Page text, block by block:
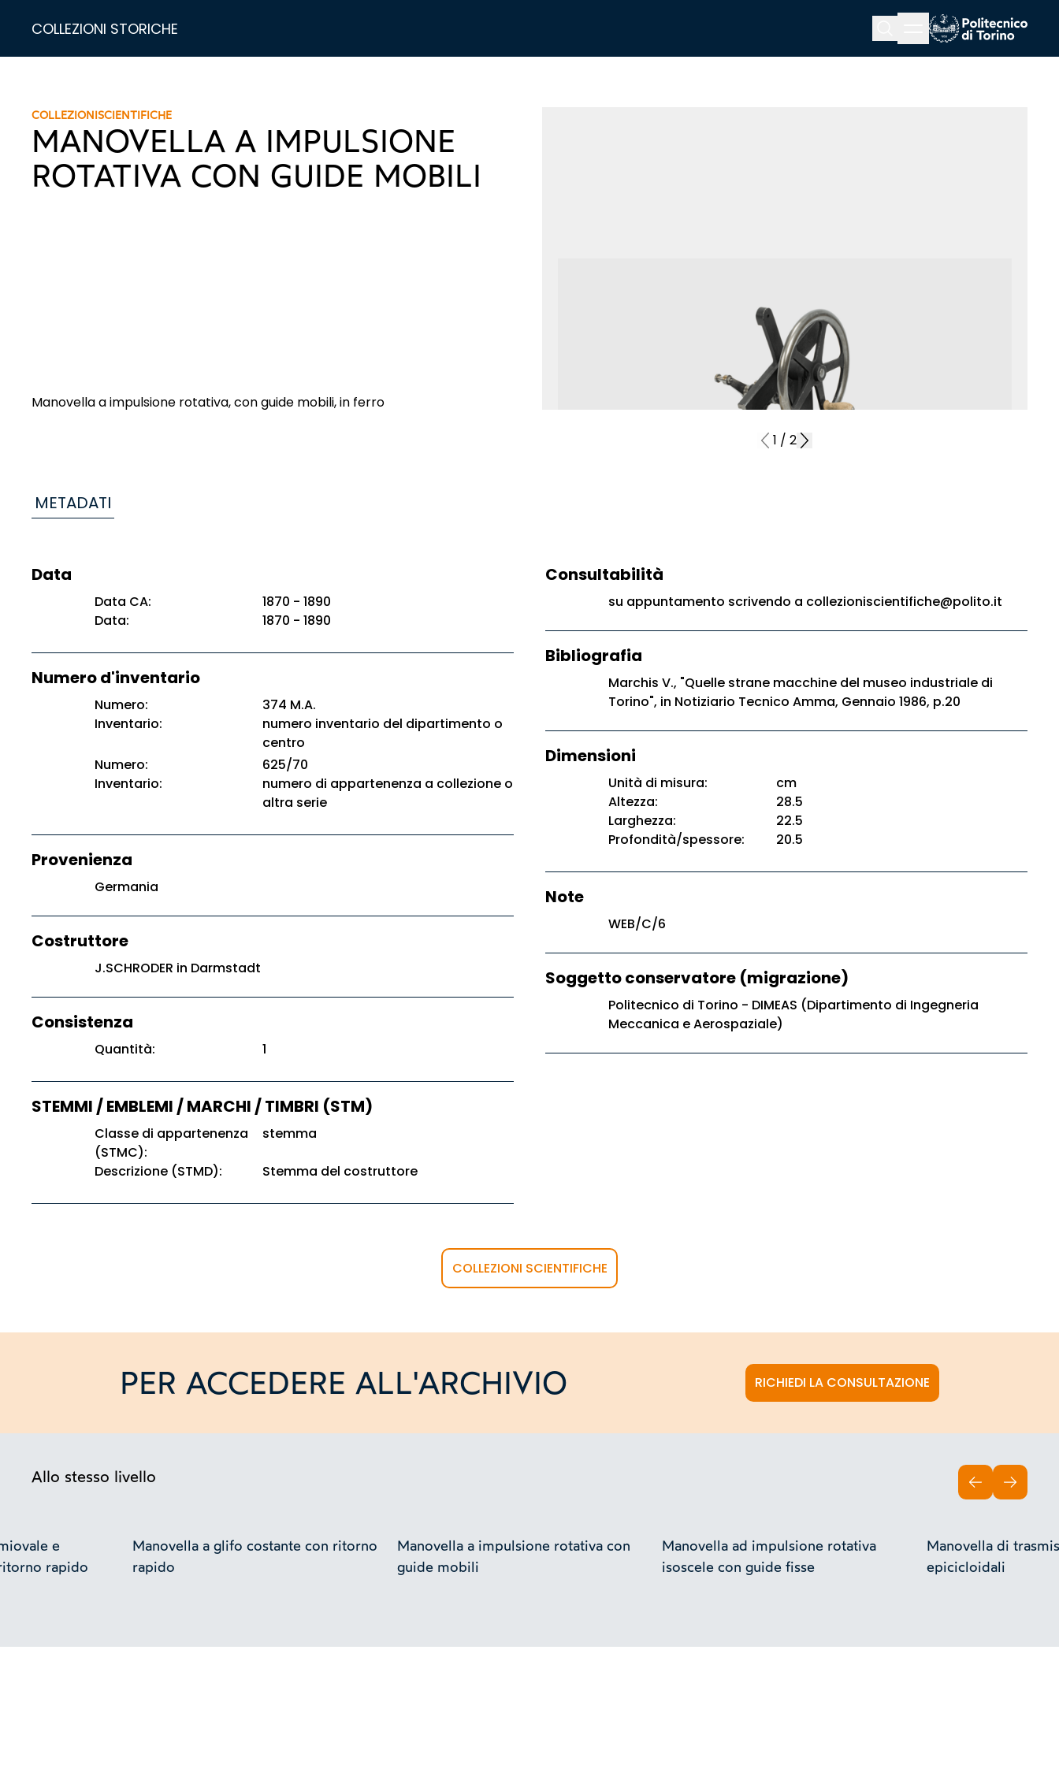
COLLEZIONI STORICHE
Menu button
COLLEZIONISCIENTIFICHE
MANOVELLA A IMPULSIONE
ROTATIVA CON GUIDE MOBILI
Manovella a impulsione rotativa, con guide mobili, in ferro
1 / 2
METADATI
Data
Data CA:
1870 - 1890
Data:
1870 - 1890
Numero d'inventario
Numero:
374 M.A.
Inventario:
numero inventario del dipartimento o
centro
Numero:
625/70
Inventario:
numero di appartenenza a collezione o
altra serie
Provenienza
Germania
Costruttore
J.SCHRODER in Darmstadt
Consistenza
Quantità: 1
STEMMI / EMBLEMI / MARCHI / TIMBRI (STM)
Classe di appartenenza
(STMC):
stemma
Descrizione (STMD): Stemma del costruttore
Consultabilità
su appuntamento scrivendo a collezioniscientifiche@polito.it
Bibliografia
Marchis V., "Quelle strane macchine del museo industriale di
Torino", in Notiziario Tecnico Amma, Gennaio 1986, p.20
Dimensioni
Unità di misura:
cm
Altezza:
28.5
Larghezza:
22.5
Profondità/spessore:
20.5
Note
WEB/C/6
Soggetto conservatore (migrazione)
Politecnico di Torino - DIMEAS (Dipartimento di Ingegneria
Meccanica e Aerospaziale)
COLLEZIONI SCIENTIFICHE
PER ACCEDERE ALL'ARCHIVIO RICHIEDI LA CONSULTAZIONE
Allo stesso livello
e
rapido
Manovella a glifo costante con ritorno
rapido
Manovella a impulsione rotativa con
guide mobili
Manovella ad impulsione rotativa
isoscele con guide fisse
Manovella di
epicicloidali
INDIETROAVANTI